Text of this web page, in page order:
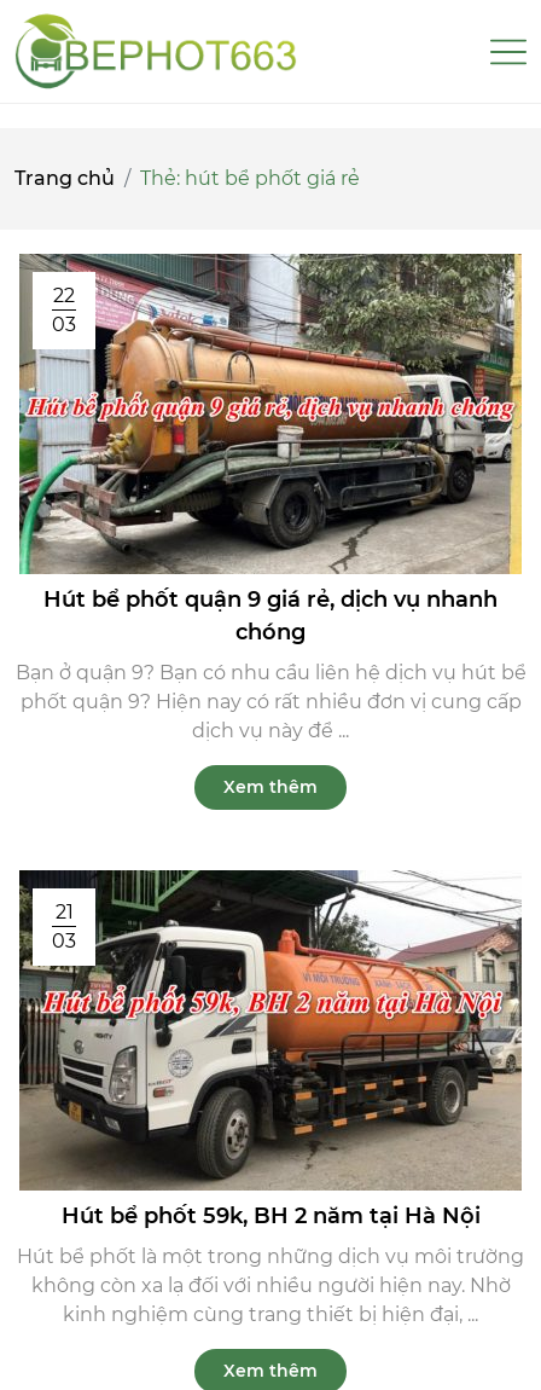
Trang chủ Thẻ: hút bể phốt giá rẻ
22
03
Hút bể phốt quận 9 giá rẻ, dịch vụ nhanh
chóng
Bạn ở quận 9? Bạn có nhu cầu liên hệ dịch vụ hút bể
phốt quận 9? Hiện nay có rất nhiều đơn vị cung cấp
dịch vụ này để ...
Xem thêm
21
03
Hút bể phốt 59k, BH 2 năm tại Hà Nội
Hút bể phốt là một trong những dịch vụ môi trường
không còn xa lạ đối với nhiều người hiện nay. Nhờ
kinh nghiệm cùng trang thiết bị hiện đại, ...
Xem thêm